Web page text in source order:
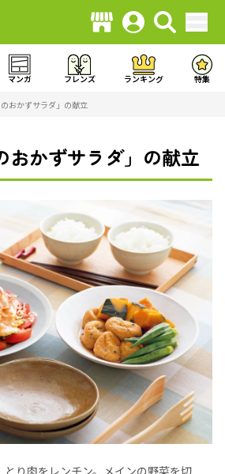
マンガ フレンズ ランキング 特集
のおかずサラダ」の献立
おかずサラダ」の献立
り肉をレンチン。メインの野菜を切